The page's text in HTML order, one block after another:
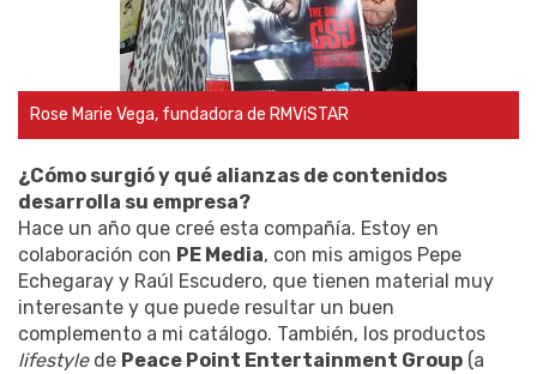
Rose Marie Vega, fundadora de RMViSTAR
¿Cómo surgió y qué alianzas de contenidos
desarrolla su empresa?
Hace un año que creé esta compañía. Estoy en
colaboración con PE Media, con mis amigos Pepe
Echegaray y Raúl Escudero, que tienen material muy
interesante y que puede resultar un buen
complemento a mi catálogo. También, los productos
lifestyle de Peace Point Entertainment Group (a